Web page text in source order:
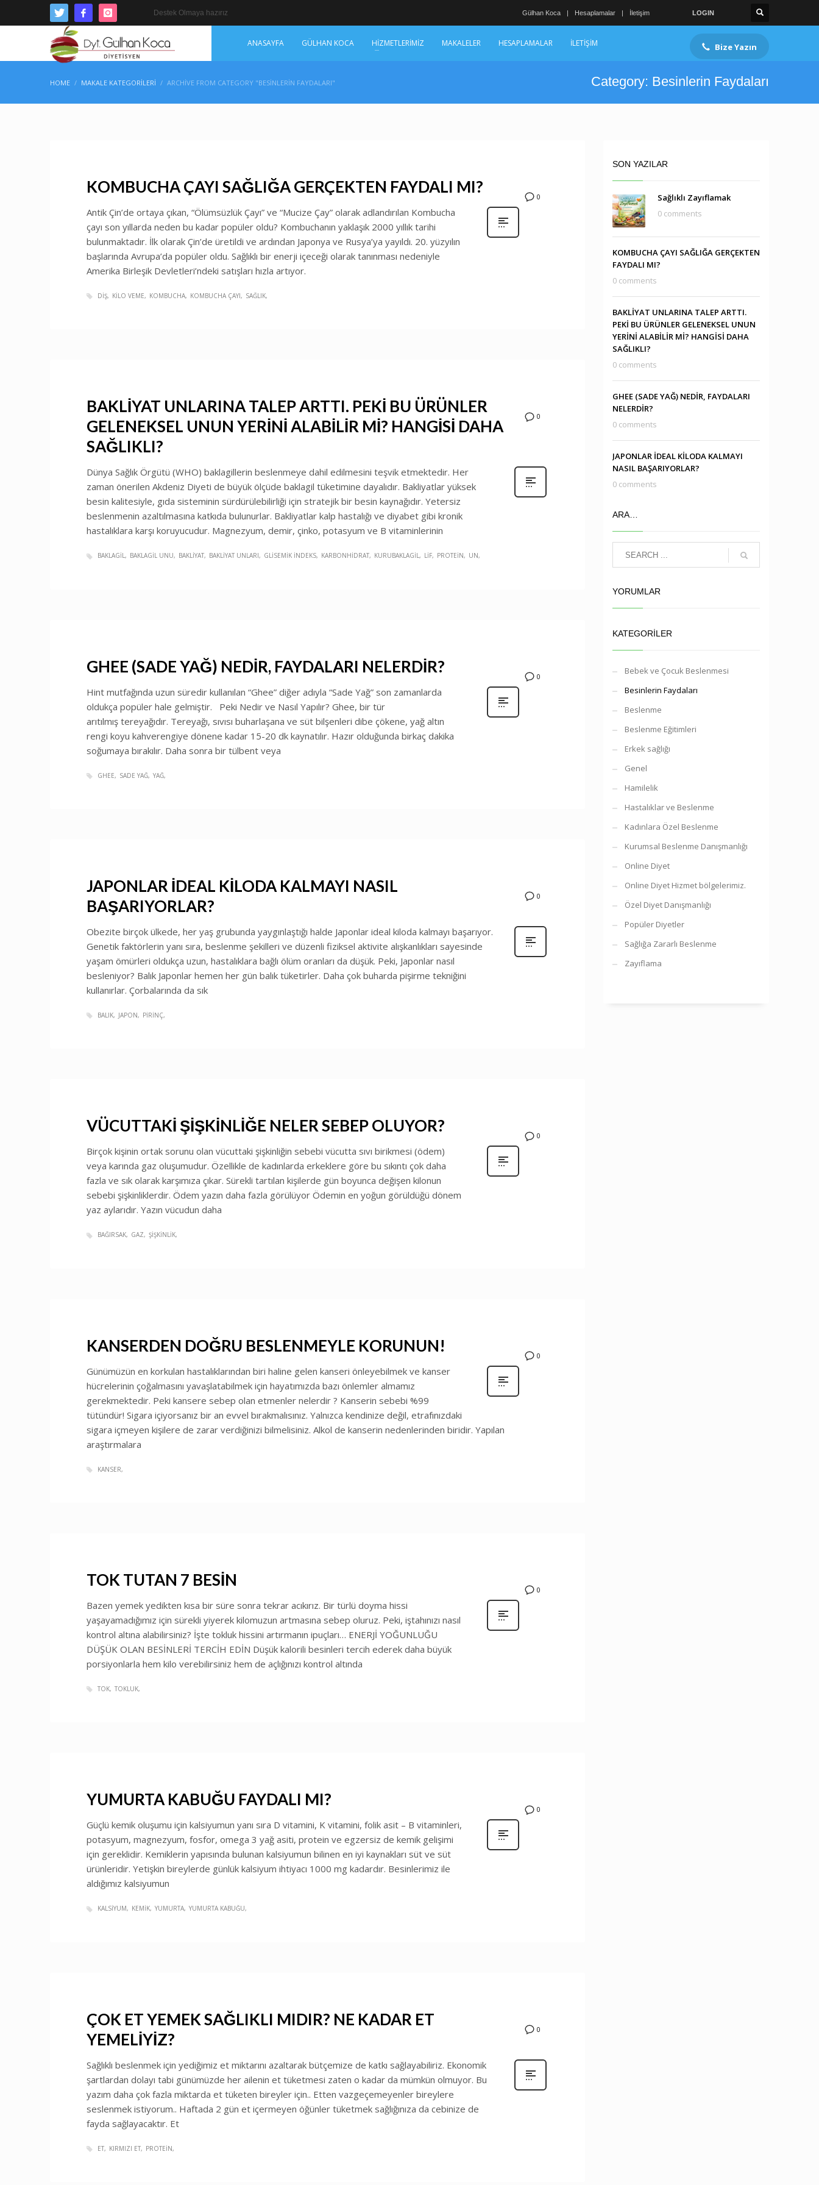
Destek Olmaya hazırız Gülhan Koca Hesaplamalar İletişim LOGIN
ANASAYFA GÜLHAN KOCA HİZMETLERİMİZ MAKALELER HESAPLAMALAR İLETİŞİM Bize Yazın
HOME MAKALE KATEGORILERI ARCHIVE FROM CATEGORY "BESINLERIN FAYDALARI" Category: Besinlerin Faydaları
0
KOMBUCHA ÇAYI SAĞLIĞA GERÇEKTEN FAYDALI MI?
Antik Çin’de ortaya çıkan, “Ölümsüzlük Çayı” ve “Mucize Çay” olarak adlandırılan Kombucha
çayı son yıllarda neden bu kadar popüler oldu? Kombuchanın yaklaşık 2000 yıllık tarihi
bulunmaktadır. İlk olarak Çin’de üretildi ve ardından Japonya ve Rusya’ya yayıldı. 20. yüzyılın
başlarında Avrupa’da popüler oldu. Sağlıklı bir enerji içeceği olarak tanınması nedeniyle
Amerika Birleşik Devletleri’ndeki satışları hızla artıyor.
DIŞ KILO VEME KOMBUCHA KOMBUCHA ÇAYI SAĞLIK
0
BAKLİYAT UNLARINA TALEP ARTTI. PEKİ BU ÜRÜNLER
GELENEKSEL UNUN YERİNİ ALABİLİR Mİ? HANGİSİ DAHA
SAĞLIKLI?
Dünya Sağlık Örgütü (WHO) baklagillerin beslenmeye dahil edilmesini teşvik etmektedir. Her
zaman önerilen Akdeniz Diyeti de büyük ölçüde baklagil tüketimine dayalıdır. Bakliyatlar yüksek
besin kalitesiyle, gıda sisteminin sürdürülebilirliği için stratejik bir besin kaynağıdır. Yetersiz
beslenmenin azaltılmasına katkıda bulunurlar. Bakliyatlar kalp hastalığı ve diyabet gibi kronik
hastalıklara karşı koruyucudur. Magnezyum, demir, çinko, potasyum ve B vitaminlerinin
BAKLAGIL BAKLAGIL UNU BAKLIYAT BAKLIYAT UNLARI GLISEMIK INDEKS KARBONHIDRAT KURUBAKLAGIL LIF PROTEIN UN
0
GHEE (SADE YAĞ) NEDİR, FAYDALARI NELERDİR?
Hint mutfağında uzun süredir kullanılan “Ghee” diğer adıyla “Sade Yağ” son zamanlarda
oldukça popüler hale gelmiştir. Peki Nedir ve Nasıl Yapılır? Ghee, bir tür
arıtılmış tereyağıdır. Tereyağı, sıvısı buharlaşana ve süt bilşenleri dibe çökene, yağ altın
rengi koyu kahverengiye dönene kadar 15-20 dk kaynatılır. Hazır olduğunda birkaç dakika
soğumaya bırakılır. Daha sonra bir tülbent veya
GHEE SADE YAĞ YAĞ
0
JAPONLAR İDEAL KİLODA KALMAYI NASIL
BAŞARIYORLAR?
Obezite birçok ülkede, her yaş grubunda yaygınlaştığı halde Japonlar ideal kiloda kalmayı başarıyor.
Genetik faktörlerin yanı sıra, beslenme şekilleri ve düzenli fiziksel aktivite alışkanlıkları sayesinde
yaşam ömürleri oldukça uzun, hastalıklara bağlı ölüm oranları da düşük. Peki, Japonlar nasıl
besleniyor? Balık Japonlar hemen her gün balık tüketirler. Daha çok buharda pişirme tekniğini
kullanırlar. Çorbalarında da sık
BALIK JAPON PIRINÇ
0
VÜCUTTAKİ ŞİŞKİNLİĞE NELER SEBEP OLUYOR?
Birçok kişinin ortak sorunu olan vücuttaki şişkinliğin sebebi vücutta sıvı birikmesi (ödem)
veya karında gaz oluşumudur. Özellikle de kadınlarda erkeklere göre bu sıkıntı çok daha
fazla ve sık olarak karşımıza çıkar. Sürekli tartılan kişilerde gün boyunca değişen kilonun
sebebi şişkinliklerdir. Ödem yazın daha fazla görülüyor Ödemin en yoğun görüldüğü dönem
yaz aylarıdır. Yazın vücudun daha
BAĞIRSAK GAZ ŞIŞKINLIK
0
KANSERDEN DOĞRU BESLENMEYLE KORUNUN!
Günümüzün en korkulan hastalıklarından biri haline gelen kanseri önleyebilmek ve kanser
hücrelerinin çoğalmasını yavaşlatabilmek için hayatımızda bazı önlemler almamız
gerekmektedir. Peki kansere sebep olan etmenler nelerdir ? Kanserin sebebi %99
tütündür! Sigara içiyorsanız bir an evvel bırakmalısınız. Yalnızca kendinize değil, etrafınızdaki
sigara içmeyen kişilere de zarar verdiğinizi bilmelisiniz. Alkol de kanserin nedenlerinden biridir. Yapılan
araştırmalara
KANSER
0
TOK TUTAN 7 BESİN
Bazen yemek yedikten kısa bir süre sonra tekrar acıkırız. Bir türlü doyma hissi
yaşayamadığımız için sürekli yiyerek kilomuzun artmasına sebep oluruz. Peki, iştahınızı nasıl
kontrol altına alabilirsiniz? İşte tokluk hissini artırmanın ipuçları… ENERJİ YOĞUNLUĞU
DÜŞÜK OLAN BESİNLERİ TERCİH EDİN Düşük kalorili besinleri tercih ederek daha büyük
porsiyonlarla hem kilo verebilirsiniz hem de açlığınızı kontrol altında
TOK TOKLUK
0
YUMURTA KABUĞU FAYDALI MI?
Güçlü kemik oluşumu için kalsiyumun yanı sıra D vitamini, K vitamini, folik asit – B vitaminleri,
potasyum, magnezyum, fosfor, omega 3 yağ asiti, protein ve egzersiz de kemik gelişimi
için gereklidir. Kemiklerin yapısında bulunan kalsiyumun bilinen en iyi kaynakları süt ve süt
ürünleridir. Yetişkin bireylerde günlük kalsiyum ihtiyacı 1000 mg kadardır. Besinlerimiz ile
aldığımız kalsiyumun
KALSIYUM KEMIK YUMURTA YUMURTA KABUĞU
0
ÇOK ET YEMEK SAĞLIKLI MIDIR? NE KADAR ET
YEMELİYİZ?
Sağlıklı beslenmek için yediğimiz et miktarını azaltarak bütçemize de katkı sağlayabiliriz. Ekonomik
şartlardan dolayı tabi günümüzde her ailenin et tüketmesi zaten o kadar da mümkün olmuyor. Bu
yazım daha çok fazla miktarda et tüketen bireyler için.. Etten vazgeçemeyenler bireylere
seslenmek istiyorum.. Haftada 2 gün et içermeyen öğünler tüketmek sağlığınıza da cebinize de
fayda sağlayacaktır. Et
ET KIRMIZI ET PROTEIN
SON YAZILAR
Sağlıklı Zayıflamak
0 comments
KOMBUCHA ÇAYI SAĞLIĞA GERÇEKTEN
FAYDALI MI?
0 comments
BAKLİYAT UNLARINA TALEP ARTTI.
PEKİ BU ÜRÜNLER GELENEKSEL UNUN
YERİNİ ALABİLİR Mİ? HANGİSİ DAHA
SAĞLIKLI?
0 comments
GHEE (SADE YAĞ) NEDİR, FAYDALARI
NELERDİR?
0 comments
JAPONLAR İDEAL KİLODA KALMAYI
NASIL BAŞARIYORLAR?
0 comments
ARA…
YORUMLAR
KATEGORILER
Bebek ve Çocuk Beslenmesi
Besinlerin Faydaları
Beslenme
Beslenme Eğitimleri
Erkek sağlığı
Genel
Hamilelik
Hastalıklar ve Beslenme
Kadınlara Özel Beslenme
Kurumsal Beslenme Danışmanlığı
Online Diyet
Online Diyet Hizmet bölgelerimiz.
Özel Diyet Danışmanlığı
Popüler Diyetler
Sağlığa Zararlı Beslenme
Zayıflama